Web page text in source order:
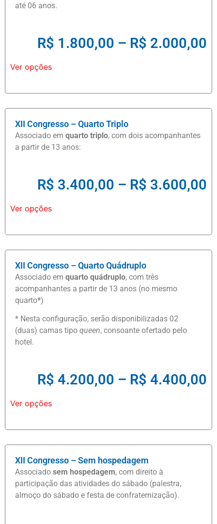
até 06 anos.
R$ 1.800,00 – R$ 2.000,00
Ver opções
XII Congresso – Quarto Triplo
Associado em quarto triplo, com dois acompanhantes
a partir de 13 anos:
R$ 3.400,00 – R$ 3.600,00
Ver opções
XII Congresso – Quarto Quádruplo
Associado em quarto quádruplo, com três
acompanhantes a partir de 13 anos (no mesmo
quarto*)
* Nesta configuração, serão disponibilizadas 02
(duas) camas tipo queen, consoante ofertado pelo
hotel.
R$ 4.200,00 – R$ 4.400,00
Ver opções
XII Congresso – Sem hospedagem
Associado sem hospedagem, com direito à
participação das atividades do sábado (palestra,
almoço do sábado e festa de confraternização).